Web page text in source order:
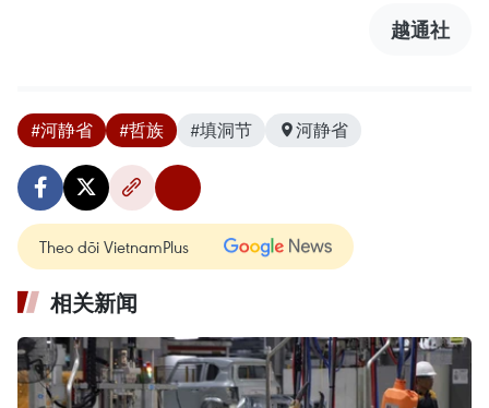
越通社
#河静省 #哲族 #填洞节 河静省
Theo dõi VietnamPlus
相关新闻